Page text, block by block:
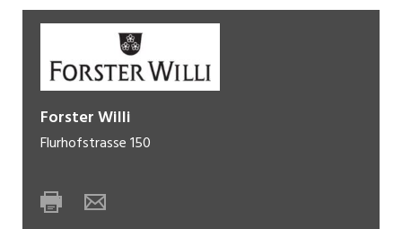
Forster Willi
Flurhofstrasse 150